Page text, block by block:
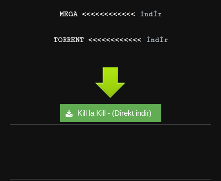
MEGA <<<<<<<<<<<< İndir
TORRENT <<<<<<<<<<<< İndir
Kill la Kill - (Direkt indir)